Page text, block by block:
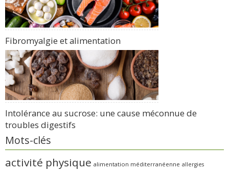
Fibromyalgie et alimentation
Intolérance au sucrose: une cause méconnue de
troubles digestifs
Mots-clés
activité physique alimentation méditerranéenne allergies